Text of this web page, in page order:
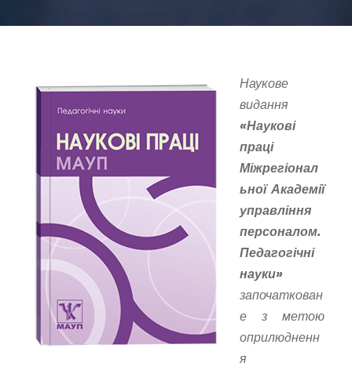
Наукове
видання
«Наукові
праці
Міжрегіонал
ьної Академії
управління
персоналом.
Педагогічні
науки»
започаткован
е з метою
оприлюдненн
я